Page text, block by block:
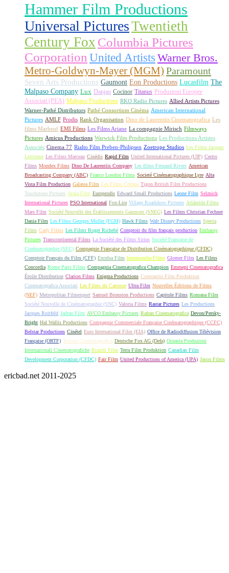
Hammer Film Productions
Universal PicturesTwentieth
Century Fox Columbia Pictures
Corporation United Artists Warner Bros.
Metro-Goldwyn-Mayer (MGM) Paramount
Seven Arts Productions Gaumont Eon Productions Lucasfilm The
Malpaso Company Lux Danjaq Cocinor Titanus Produzioni Europee
Associati (PEA) Malpaso Productions RKO Radio Pictures Allied Artists Pictures
Warner-Pathé Distributors Pathé Consortium Cinéma American International
Pictures AMLF Prodis Rank Organisation Dino de Laurentiis Cinematografica Les
films Marbeuf EMI Films Les Films Ariane La compagnie Mirisch Filmways
Pictures Amicus Productions Warwick Film Productions Les Productions Artistes
Associés Cinema 77 Rialto Film Preben-Philipsen Zoetrope Studios Les Films Jacques
Leitienne Les Films Marceau Cinédis Rapid Film United International Pictures (UIP) Cerito
Films Mondex Films Dino De Laurentiis Company Les films Fernand Rivers American
Broadcasting Company (ABC) Franco London Films Societé Cinématographique Lyre Alta
Vista Film Production Galatea Film Les Films Corona Tigon British Film Productions
Touchstone Pictures Avala Film Europrodis Edward Small Productions Leone Film Selznick
International Pictures PSO International Fox-Lira Village Roadshow Pictures Atlántida Films
Mars Film Société Nouvelle des Établissements Gaumont (SNEG) Les Films Christian Fechner
Dania Film Les Films Georges Muller (FGM) Hawk Films Walt Disney Productions Specta
Films Cady Films Les Films Roger Richebé Comptoir du film français production Embassy
Pictures Transcontinental Films La Société des Films Sirius Société Française de
Cinématographie (SFC) Compagnie Française de Distribution Cinématographique (CFDC)
Comptoir Français du Film (CFF) Excelsa Film Intermondia Films Glomer Film Les Films
Concordia Rome Paris Films Compagnia Cinematografica Champion Emmepi Cinematografica
Étoile Distribution Clarion Films Enigma Productions Constantin Film Produktion
Cinematografica Associati Les Films du Carrosse Ultra Film Nouvelles Éditions de Films
(NEF) Metropolitan Filmexport Samuel Bronston Productions Capitole Films Romana Film
Société Nouvelle de Cinématographie (SNC) Valoria Films Rastar Pictures Les Productions
Jacques Roitfeld Jadran Film AVCO Embassy Pictures Rafran Cinematografica Devon/Persky-
Bright Hal Wallis Productions Compagnie Commerciale Française Cinématographique (CCFC)
Belstar Productions Cinétel Euro International Film (EIA) Office de Radiodiffusion Télévision
Française (ORTF) Tritone Cinematografica Deutsche Fox AG (Defa) Oceania Produzioni
Internazionali Cinematografiche Rizzoli Film Terra Film Produktion Canadian Film
Development Corporation (CFDC) Fair Film United Productions of America (UPA) Jason Films
ericbad.net 2011-2025